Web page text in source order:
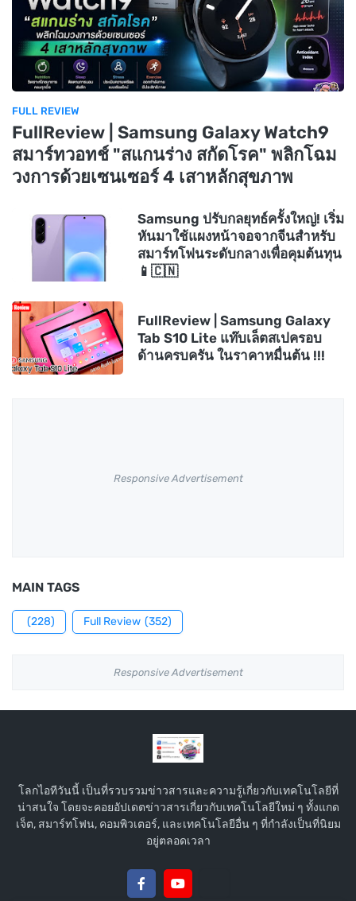
FULL REVIEW
FullReview | Samsung Galaxy Watch9
สมาร์ทวอทช์ "สแกนร่าง สกัดโรค" พลิกโฉม
วงการด้วยเซนเซอร์ 4 เสาหลักสุขภาพ
Samsung ปรับกลยุทธ์ครั้งใหญ่! เริ่ม
หันมาใช้แผงหน้าจอจากจีนสำหรับ
สมาร์ทโฟนระดับกลางเพื่อคุมต้นทุน
📱🇨🇳
FullReview | Samsung Galaxy
Tab S10 Lite แท๊บเล็ตสเปครอบ
ด้านครบครัน ในราคาหมื่นต้น !!!
Responsive Advertisement
MAIN TAGS
(228) Full Review (352)
Responsive Advertisement
โลกไอทีวันนี้ เป็นที่รวบรวมข่าวสารและความรู้เกี่ยวกับเทคโนโลยีที่
น่าสนใจ โดยจะคอยอัปเดตข่าวสารเกี่ยวกับเทคโนโลยีใหม่ ๆ ทั้งแกด
เจ็ต, สมาร์ทโฟน, คอมพิวเตอร์, และเทคโนโลยีอื่น ๆ ที่กำลังเป็นที่นิยม
อยู่ตลอดเวลา